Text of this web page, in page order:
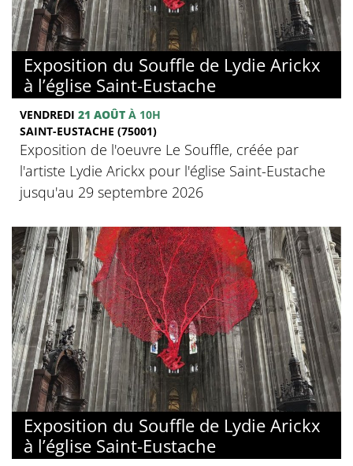
Exposition du Souffle de Lydie Arickx
à l’église Saint-Eustache
VENDREDI 21 AOÛT À 10H
SAINT-EUSTACHE (75001)
Exposition de l'oeuvre Le Souffle, créée par
l'artiste Lydie Arickx pour l'église Saint-Eustache
jusqu'au 29 septembre 2026
Exposition du Souffle de Lydie Arickx
à l’église Saint-Eustache